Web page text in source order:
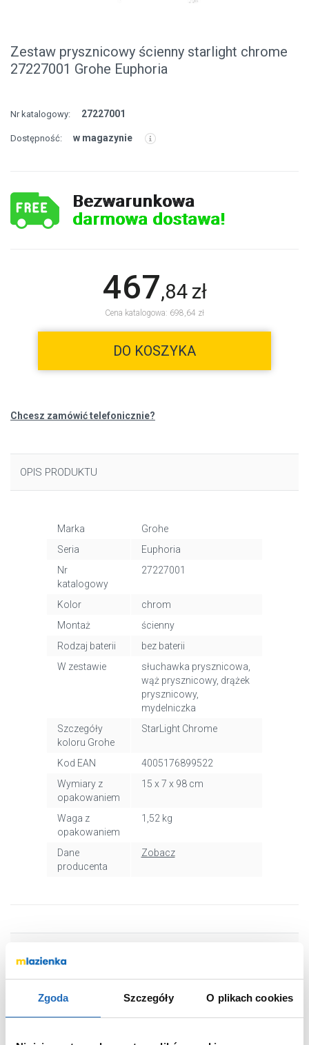
Zgoda Szczegóły O plikach cookies
Zestaw prysznicowy ścienny starlight chrome
27227001 Grohe Euphoria
Nr katalogowy: 27227001
Dostępność: w magazynie
Bezwarunkowa
darmowa dostawa!
467,84 zł
Cena katalogowa: 698,64 zł
DO KOSZYKA
Chcesz zamówić telefonicznie?
OPIS PRODUKTU
Marka
Grohe
Seria
Euphoria
Nr
katalogowy
27227001
Kolor
chrom
Montaż
ścienny
Rodzaj baterii
bez baterii
W zestawie
słuchawka prysznicowa,
wąż prysznicowy, drążek
prysznicowy,
mydelniczka
Szczegóły
koloru Grohe
StarLight Chrome
Kod EAN
4005176899522
Wymiary z
opakowaniem
15 x 7 x 98 cm
Waga z
opakowaniem
1,52 kg
Dane
producenta
Zobacz